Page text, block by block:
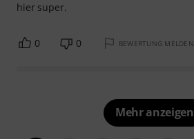
hier super.
0 0 BEWERTUNG MELDEN
Mehr anzeigen